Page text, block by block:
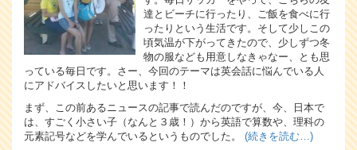
達とビーチに行ったり、ご飯を食べに行
ったりという生活です。そして少しこの
頃気温が下がってきたので、少しずつ冬
物の服なども用意しなきゃなー、とも思
っている毎日です。さー、今回のテーマは英会話に悩んでいる人
にアドバイスしたいと思います！！
まず、この前あるニュースの記事で読んだのですが、今、日本で
は、すごく小さい子（なんと３歳！）から英語で算数や、理科の
元素記号などを学んでいるというものでした。 (続きを読む…)